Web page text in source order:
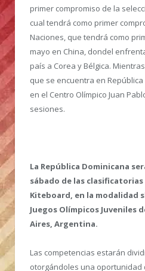
primer compromiso de la
cual tendrá como primer
Naciones, que tendrá como
mayo en China, dondel
país a Corea y Bélgica.
que se encuentra en
en el Centro Olímpico Juan
sesiones.
La República Dominicana
sábado de las
Kiteboard, en la modalidad
Juegos Olímpicos Juveniles
Aires, Argentina.
Las competencias estarán
otorgándoles una oportunidad